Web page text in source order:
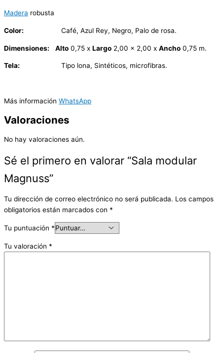
Madera robusta
Color: Café, Azul Rey, Negro, Palo de rosa.
Dimensiones: Alto 0,75 x Largo 2,00 x 2,00 x Ancho 0,75 m.
Tela: Tipo lona, Sintéticos, microfibras.
Más información WhatsApp
Valoraciones
No hay valoraciones aún.
Sé el primero en valorar “Sala modular
Magnuss”
Tu dirección de correo electrónico no será publicada. Los campos
obligatorios están marcados con *
Tu puntuación *
Tu valoración *